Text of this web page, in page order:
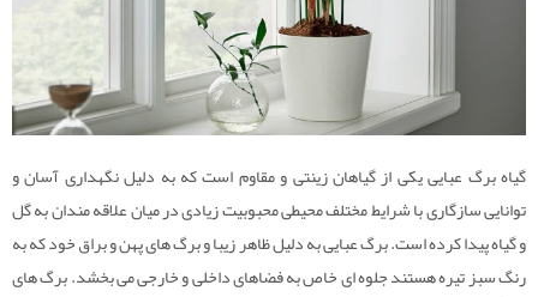
گیاه برگ عبایی یکی از گیاهان زینتی و مقاوم است که به دلیل نگهداری آسان و
توانایی سازگاری با شرایط مختلف محیطی محبوبیت زیادی در میان علاقه مندان به گل
و گیاه پیدا کرده است. برگ عبایی به دلیل ظاهر زیبا و برگ های پهن و براق خود که به
رنگ سبز تیره هستند جلوه ای خاص به فضاهای داخلی و خارجی می بخشد. برگ های